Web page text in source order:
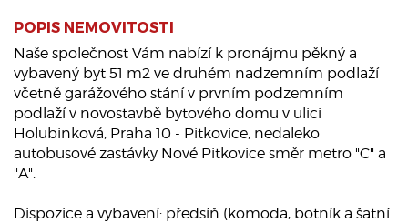
POPIS NEMOVITOSTI
Naše společnost Vám nabízí k pronájmu pěkný a
vybavený byt 51 m2 ve druhém nadzemním podlaží
včetně garážového stání v prvním podzemním
podlaží v novostavbě bytového domu v ulici
Holubinková, Praha 10 - Pitkovice, nedaleko
autobusové zastávky Nové Pitkovice směr metro "C" a
"A".
Dispozice a vybavení: předsíň (komoda, botník a šatní